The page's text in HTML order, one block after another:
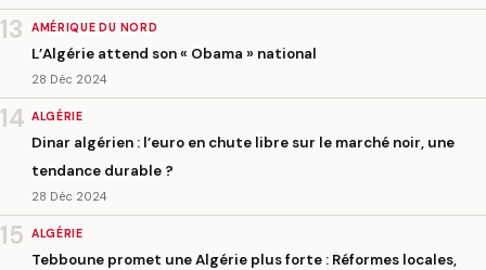
13 AMÉRIQUE DU NORD
L’Algérie attend son « Obama » national
28 Déc 2024
14 ALGÉRIE
Dinar algérien : l’euro en chute libre sur le marché noir, une
tendance durable ?
28 Déc 2024
15 ALGÉRIE
Tebboune promet une Algérie plus forte : Réformes locales,